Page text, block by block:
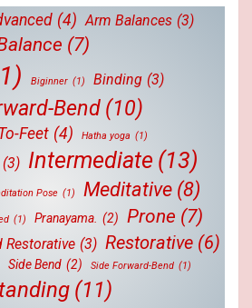
(4) Arm Balances (3)
(7)
Biginner (1) Binding (3)
Bend (10)
Feet (4) Hatha yoga (1)
(3) Intermediate (13)
Pose (1) Meditative (8)
(1) Pranayama. (2) Prone (7)
Restorative (3) Restorative (6)
Side Bend (2) Side Forward-Bend (1)
(11)